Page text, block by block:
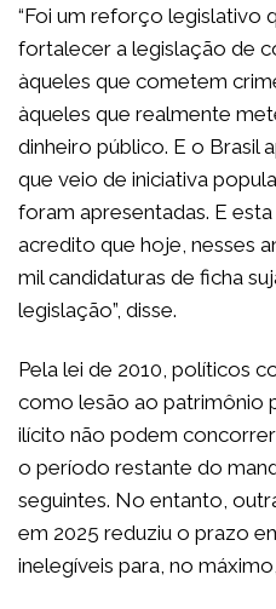
“Foi um reforço legislativo
fortalecer a legislação de
àqueles que cometem
àqueles que realmente
dinheiro público. E o Brasil
que veio de iniciativa
foram apresentadas. E
acredito que hoje, nesses
mil candidaturas de ficha
legislação”, disse.
Pela lei de 2010, políticos
como lesão ao patrimônio
ilícito não podem
o período restante do
seguintes. No entanto,
em 2025 reduziu o prazo
inelegíveis para, no